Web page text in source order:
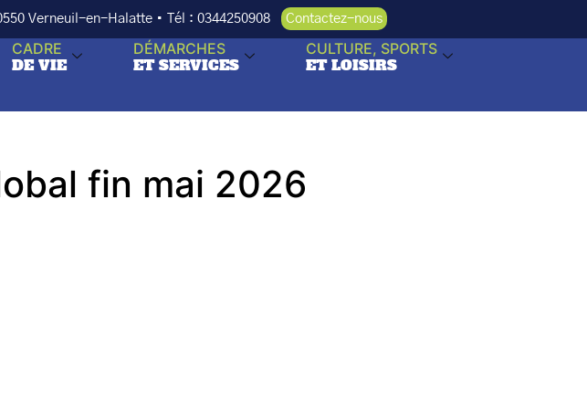
Verneuil-en-Halatte • Tél : 0344250908 Contactez-nous
CADRE
DE VIE
DÉMARCHES
ET SERVICES
CULTURE, SPORTS
ET LOISIRS
fin mai 2026